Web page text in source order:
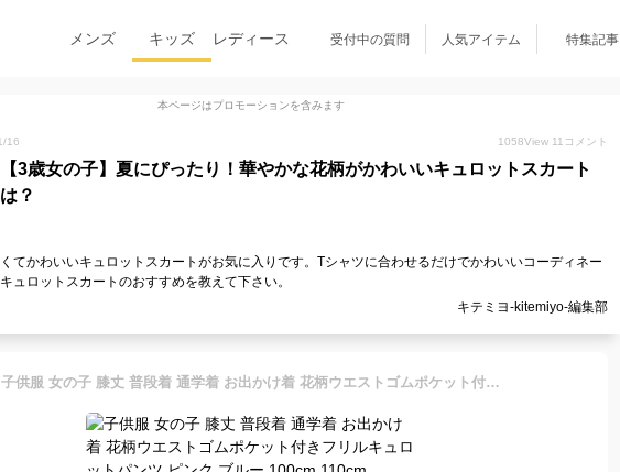
メンズ キッズ レディース 受付中の質問 人気アイテム 特集記事
本ページはプロモーションを含みます
16 1058View 11 コメント
【3歳女の子】夏にぴったり！華やかな花柄がかわいいキュロットスカート
は？
てかわいいキュロットスカートがお気に入りです。Tシャツに合わせるだけでかわいいコーディネー
ュロットスカートのおすすめを教えて下さい。
キテミヨ-kitemiyo-編集部
子供服 女の子 膝丈 普段着 通学着 お出かけ着 花柄ウエストゴムポケット付きフリルキュロットパンツ ピンク ブルー 100cm 110cm 120cm 130cm 140cm 150cm 【むーのんのん moononnon】